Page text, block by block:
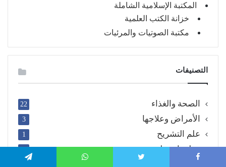
المكتبة الإسلامية الشاملة
خزانة الكتب العلمية
مكتبة الصوتيات والمرئيات
التصنيفات
الصحة والغذاء 22
الأمراض وعلاجها 3
علم التشريح 1
معلومات طبية